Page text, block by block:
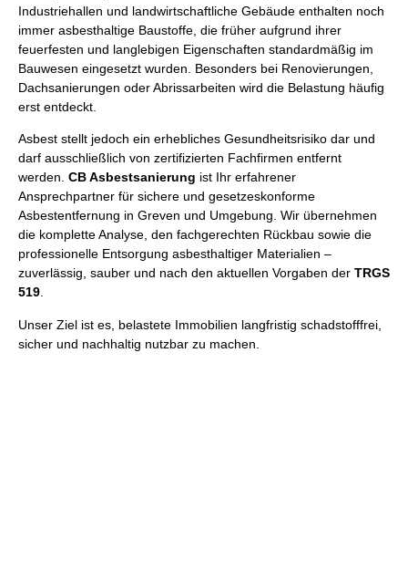
Industriehallen und landwirtschaftliche Gebäude enthalten noch
immer asbesthaltige Baustoffe, die früher aufgrund ihrer
feuerfesten und langlebigen Eigenschaften standardmäßig im
Bauwesen eingesetzt wurden. Besonders bei Renovierungen,
Dachsanierungen oder Abrissarbeiten wird die Belastung häufig
erst entdeckt.
Asbest stellt jedoch ein erhebliches Gesundheitsrisiko dar und
darf ausschließlich von zertifizierten Fachfirmen entfernt
werden. CB Asbestsanierung ist Ihr erfahrener
Ansprechpartner für sichere und gesetzeskonforme
Asbestentfernung in Greven und Umgebung. Wir übernehmen
die komplette Analyse, den fachgerechten Rückbau sowie die
professionelle Entsorgung asbesthaltiger Materialien –
zuverlässig, sauber und nach den aktuellen Vorgaben der TRGS
519
Unser Ziel ist es, belastete Immobilien langfristig schadstofffrei,
sicher und nachhaltig nutzbar zu machen.